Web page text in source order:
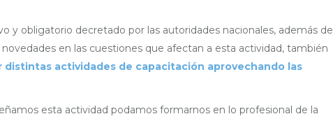
y obligatorio decretado por las autoridades nacionales, además de
en las cuestiones que afectan a esta actividad, también
distintas actividades de capacitación aprovechando las
esta actividad podamos formarnos en lo profesional de la